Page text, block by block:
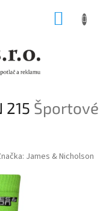
215 Športové
James & Nicholson